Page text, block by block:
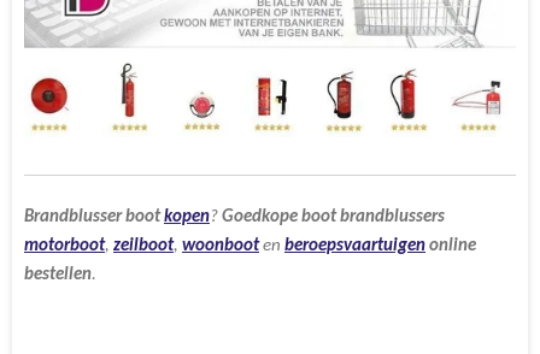
Brandblusser bootkopen? Goedkope boot brandblussers
motorboot, zeilboot, woonbooten beroepsvaartuigen online
bestellen.